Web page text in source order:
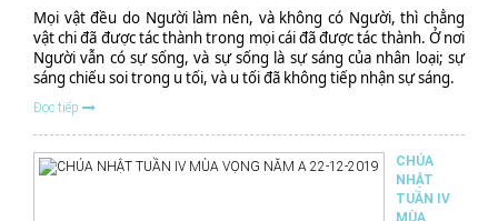
Mọi vật đều do Người làm nên, và không có Người, thì chẳng
vật chi đã được tác thành trong mọi cái đã được tác thành. Ở nơi
Người vẫn có sự sống, và sự sống là sự sáng của nhân loại; sự
sáng chiếu soi trong u tối, và u tối đã không tiếp nhận sự sáng.
Đọc tiếp
CHÚA
NHẬT
TUẦN IV
MÙA